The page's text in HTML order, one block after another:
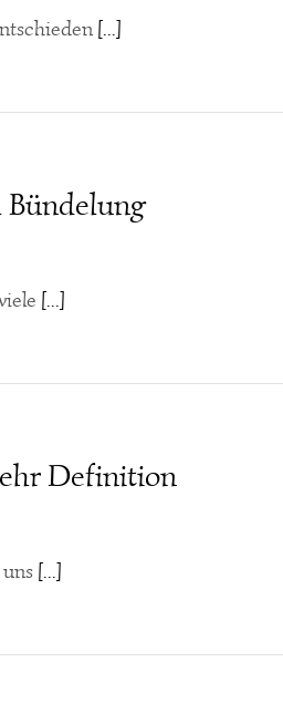
[...]
[...]
Definition
[...]